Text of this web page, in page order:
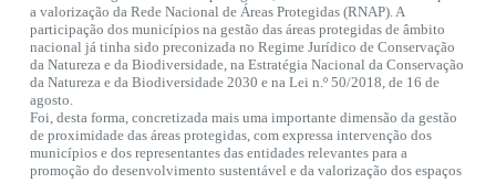
a valorização da Rede Nacional de Áreas Protegidas (RNAP). A
participação dos municípios na gestão das áreas protegidas de âmbito
nacional já tinha sido preconizada no Regime Jurídico de Conservação
da Natureza e da Biodiversidade, na Estratégia Nacional da Conservação
da Natureza e da Biodiversidade 2030 e na Lei n.º 50/2018, de 16 de
agosto.
Foi, desta forma, concretizada mais uma importante dimensão da gestão
de proximidade das áreas protegidas, com expressa intervenção dos
municípios e dos representantes das entidades relevantes para a
promoção do desenvolvimento sustentável e da valorização dos espaços